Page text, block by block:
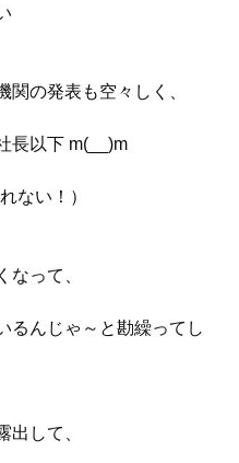
の発表も空々しく、
長以下 m(__)m
ない！）
なって、
るんじゃ～と勘繰ってし
出して、